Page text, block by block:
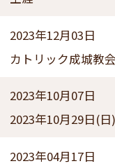
2023年12月03日
カトリック成城教
2023年10月07日
2023年10月29日(
2023年04月17日